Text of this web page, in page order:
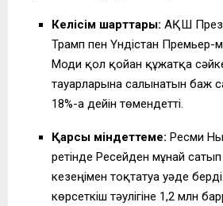
Келісім шарттары: АҚШ
Трамп пен Үндістан Премьер-
Моди қол қойған құжатқа
тауарларына салынатын баж
18%-ға дейін төмендетті.
Қарсы міндеттеме: Ресми
ретінде Ресейден мұнай
кезеңімен тоқтатуға уәде
көрсеткіш тәулігіне 1,2 млн